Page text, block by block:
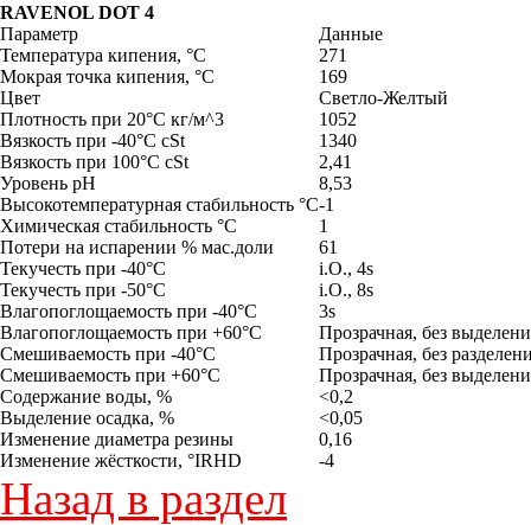
RAVENOL DOT 4
Параметр
Данные
Температура кипения, °C
271
Мокрая точка кипения, °C
169
Цвет
Светло-Желтый
Плотность при 20°C кг/м^3
1052
Вязкость при -40°C cSt
1340
Вязкость при 100°C cSt
2,41
Уровень pH
8,53
Высокотемпературная стабильность °C-1
Химическая стабильность °C
1
Потери на испарении % мас.доли
61
Текучесть при -40°C
i.O., 4s
Текучесть при -50°C
i.O., 8s
Влагопоглощаемость при -40°C
3s
Влагопоглощаемость при +60°C
Прозрачная, без
Смешиваемость при -40°C
Прозрачная, без
Смешиваемость при +60°C
Прозрачная, без
Содержание воды, %
<0,2
Выделение осадка, %
<0,05
Изменение диаметра резины
0,16
Изменение жёсткости, °IRHD
-4
Назад в раздел